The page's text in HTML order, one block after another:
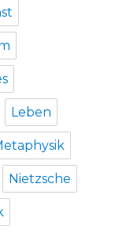
Leben
Nietzsche